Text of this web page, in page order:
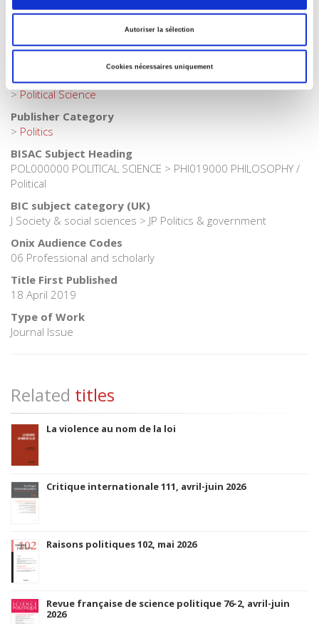
Autoriser la sélection
Cookies nécessaires uniquement
>Exams>Exams political science
Publisher Category
Publisher Category
>Political Science
Publisher Category
> Politics
BISAC Subject Heading
POL000000 POLITICAL SCIENCE > PHI019000 PHILOSOPHY /
Political
BIC subject category (UK)
J Society & social sciences > JP Politics & government
Onix Audience Codes
06 Professional and scholarly
Title First Published
18 April 2019
Type of Work
Journal Issue
Related titles
La violence au nom de la loi
Critique internationale 111, avril-juin 2026
Raisons politiques 102, mai 2026
Revue française de science politique 76-2, avril-juin
2026